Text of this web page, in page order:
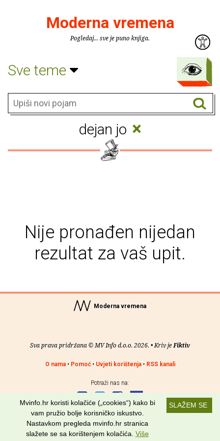
Moderna vremena
Pogledaj... sve je puno knjiga.
Sve teme
dejan jo ×
Nije pronađen nijedan
rezultat za vaš upit.
Moderna vremena
Sva prava pridržana © MV Info d.o.o. 2026. • Kriv jeFiktiv
O nama• Pomoć• Uvjeti korištenja• RSS kanali
Potraži nas na:
SLAŽEM SE
Mvinfo.hr koristi kolačiće („cookies“) kako bi
vam pružio bolje korisničko iskustvo.
Nastavkom pregleda mvinfo.hr stranica
slažete se sa korištenjem kolačića. Više